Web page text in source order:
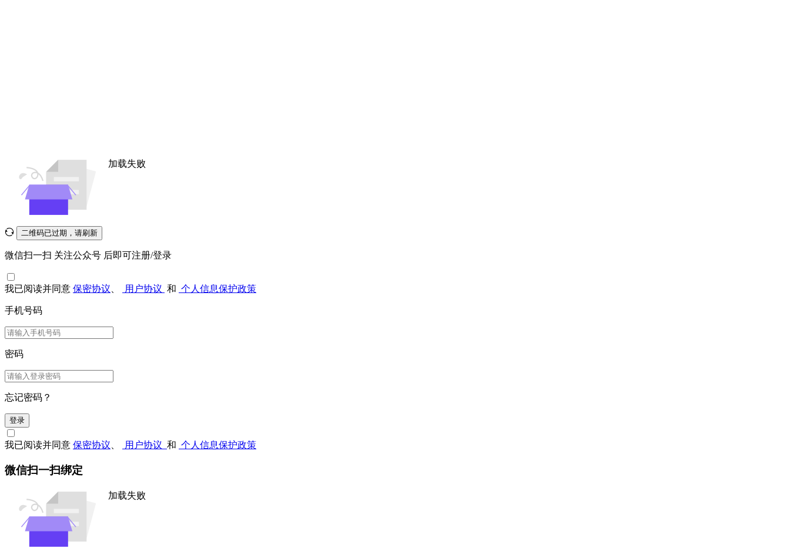
加载失败
二维码已过期，请刷新
微信扫一扫 关注公众号 后即可注册/登录
我已阅读并同意 保密协议 用户协议 和 个人信息保护政策
手机号码
密码
忘记密码？
登录
我已阅读并同意 保密协议 用户协议 和 个人信息保护政策
微信扫一扫绑定
加载失败